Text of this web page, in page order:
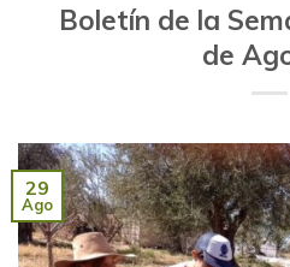
Boletín de la
de
29
Ago